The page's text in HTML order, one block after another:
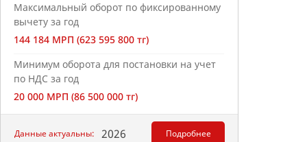
Максимальный оборот по фиксированному
вычету за год
144 184 МРП (623 595 800 тг)
Минимум оборота для постановки на учет
по НДС за год
20 000 МРП (86 500 000 тг)
Данные актуальны: 2026 Подробнее